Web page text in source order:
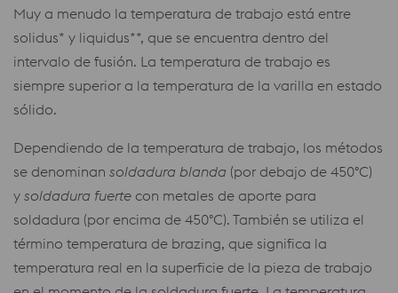
Muy a menudo la temperatura de trabajo está entre
solidus* y liquidus**, que se encuentra dentro del
intervalo de fusión. La temperatura de trabajo es
siempre superior a la temperatura de la varilla en estado
sólido.
Dependiendo de la temperatura de trabajo, los métodos
se denominan soldadura blanda (por debajo de 450°C)
y soldadura fuerte con metales de aporte para
soldadura (por encima de 450°C). También se utiliza el
término temperatura de brazing, que significa la
temperatura real en la superficie de la pieza de trabajo